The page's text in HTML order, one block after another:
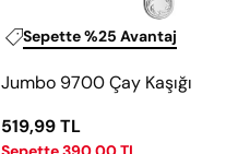
Sepette %25 Avantaj
Jumbo 9700 Çay Kaşığı
519,99 TL